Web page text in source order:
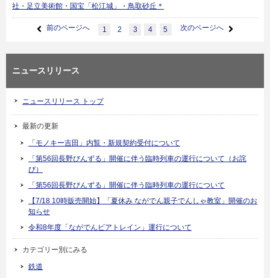
社・足立美術館・国宝「松江城」・鳥取砂丘＊
前のページへ 1 2 3 4 5 次のページへ
ニュースリリース
ニュースリリース トップ
最新の更新
「モノキー吉田」内覧・新規契約受付について
「第56回長野びんずる」開催に伴う臨時列車の運行について（お詫
び）
「第56回長野びんずる」開催に伴う臨時列車の運行について
【7/18 10時販売開始】「夏休み ながでん親子でんしゃ教室」開催のお
知らせ
令和8年度「ながでんビアトレイン」運行について
カテゴリー別にみる
鉄道